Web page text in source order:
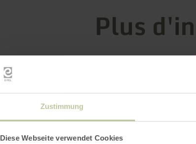
Zustimmung
Diese Webseite verwendet Cookies
Plus
Heures d'ouverture
Caractéristiques /